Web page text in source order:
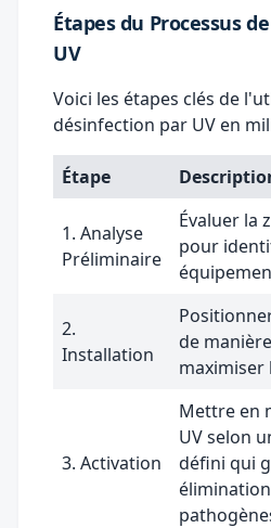
Étapes du Processus
UV
Voici les étapes clés de
désinfection par UV en
Étape
1. Analyse
Préliminaire
Évaluer la
pour
2.
Installation
de
maximiser
3. Activation
Mettre en
UV selon
défini qui